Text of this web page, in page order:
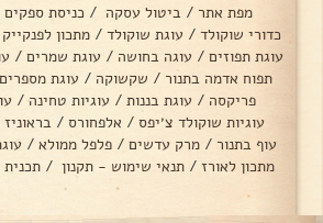
מפת אתר / ביטול עסקה / כניסת ספקים
כדורי שוקולד / עוגת שוקולד / מתכון לפנקייק
עוגת תפוזים / עוגה בחושה / עוגת שמרים /
תפוח אדמה בתנור / שקשוקה / עוגת מספרים
פריקסה / עוגת בננות / עוגיות טחינה /
עוגיות שוקולד צ׳יפס / אלפחורס / בראוניז
עוף בתנור / מרק עדשים / פלפל ממולא /
מתכון לאורז / תנאי שימוש - תקנון /